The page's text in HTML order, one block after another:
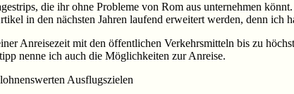
die ihr ohne Probleme von Rom aus unternehmen
in den nächsten Jahren laufend erweitert werden, denn
Anreisezeit mit den öffentlichen Verkehrsmitteln bis zu
nenne ich auch die Möglichkeiten zur Anreise.